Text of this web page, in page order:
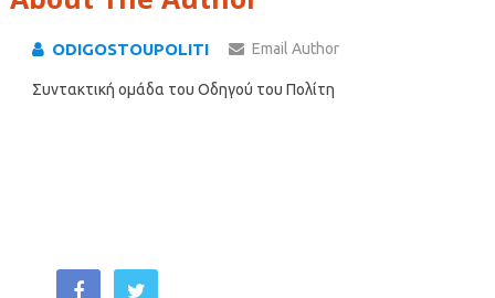
ODIGOSTOUPOLITI Email Author
Συντακτική ομάδα του Οδηγού του Πολίτη